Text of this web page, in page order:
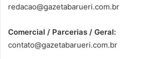
redacao@gazetabarueri.com.br
Comercial / Parcerias / Geral:
contato@gazetabarueri.com.br